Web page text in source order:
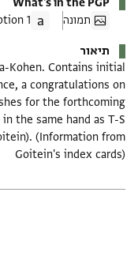
תמונה
1 Transcription
תיאור
Kohen. Contains initial
a congratulations on
for the forthcoming
the same hand as T-S
(Information from
Goitein's index cards)